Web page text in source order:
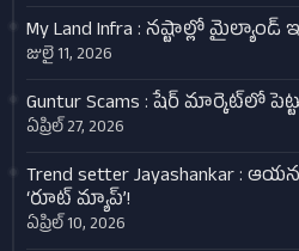
My Land Infra : నష్టాల్లో మైల్యాండ్
జులై 11, 2026
Guntur Scams : షేర్ మార్కెట్‌లో
ఏప్రిల్ 27, 2026
Trend setter Jayashankar :
‘రూట్ మ్యాప్’!
ఏప్రిల్ 10, 2026